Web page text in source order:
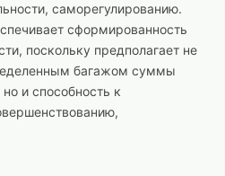
саморегулированию.
сформированность
поскольку предполагает не
багажом суммы
и способность к